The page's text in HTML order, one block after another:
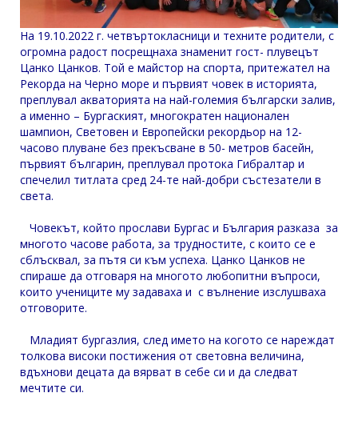
На 19.10.2022 г. четвъртокласници и техните родители, с
огромна радост посрещнаха знаменит гост- плувецът
Цанко Цанков. Той е майстор на спорта, притежател на
Рекорда на Черно море и първият човек в историята,
преплувал акваторията на най-големия български залив,
а именно – Бургаският, многократен национален
шампион, Световен и Европейски рекордьор на 12-
часово плуване без прекъсване в 50- метров басейн,
първият българин, преплувал протока Гибралтар и
спечелил титлата сред 24-те най-добри състезатели в
света.
Човекът, който прослави Бургас и България разказа за
многото часове работа, за трудностите, с които се е
сблъсквал, за пътя си към успеха. Цанко Цанков не
спираше да отговаря на многото любопитни въпроси,
които учениците му задаваха и с вълнение изслушваха
отговорите.
Младият бургазлия, след името на когото се нареждат
толкова високи постижения от световна величина,
вдъхнови децата да вярват в себе си и да следват
мечтите си.